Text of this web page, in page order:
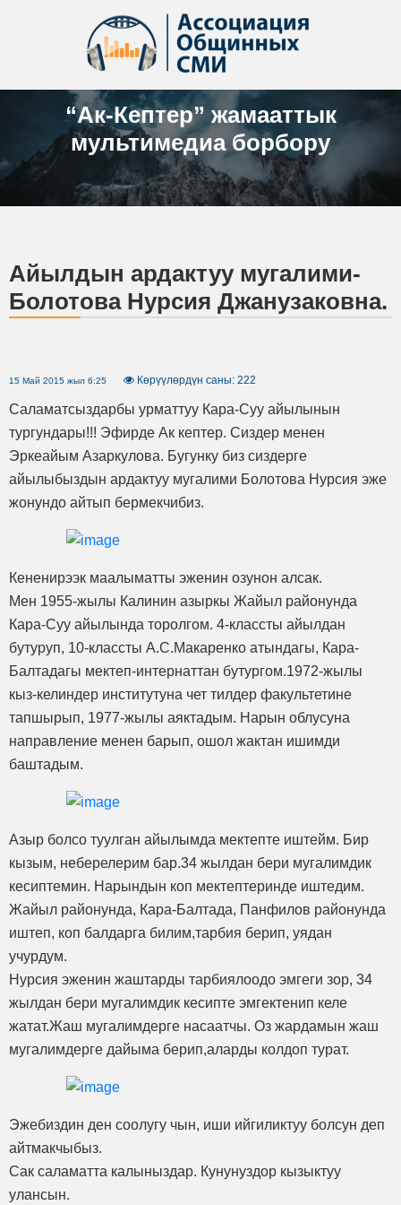
“Ак-Кептер” жамааттык
мультимедиа борбору
Айылдын ардактуу мугалими-
Болотова Нурсия Джанузаковна.
15 Май 2015 жыл 6:25 Көрүүлөрдүн саны: 222
Саламатсыздарбы урматтуу Кара-Суу айылынын
тургундары!!! Эфирде Ак кептер. Сиздер менен
Эркеайым Азаркулова. Бугунку биз сиздерге
айылыбыздын ардактуу мугалими Болотова Нурсия эже
жонундо айтып бермекчибиз.
Кененирээк маалыматты эженин озунон алсак.
Мен 1955-жылы Калинин азыркы Жайыл районунда
Кара-Суу айылында торолгом. 4-классты айылдан
бутуруп, 10-классты А.С.Макаренко атындагы, Кара-
Балтадагы мектеп-интернаттан бутургом.1972-жылы
кыз-келиндер институтуна чет тилдер факультетине
тапшырып, 1977-жылы аяктадым. Нарын облусуна
направление менен барып, ошол жактан ишимди
баштадым.
Азыр болсо туулган айылымда мектепте иштейм. Бир
кызым, неберелерим бар.34 жылдан бери мугалимдик
кесиптемин. Нарындын коп мектептеринде иштедим.
Жайыл районунда, Кара-Балтада, Панфилов районунда
иштеп, коп балдарга билим,тарбия берип, уядан
учурдум.
Нурсия эженин жаштарды тарбиялоодо эмгеги зор, 34
жылдан бери мугалимдик кесипте эмгектенип келе
жатат.Жаш мугалимдерге насаатчы. Оз жардамын жаш
мугалимдерге дайыма берип,аларды колдоп турат.
Эжебиздин ден соолугу чын, иши ийгиликтуу болсун деп
айтмакчыбыз.
Сак саламатта калыныздар. Кунунуздор кызыктуу
улансын.